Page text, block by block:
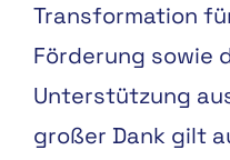
Transformation
Förderung sowie
Unterstützung
großer Dank gilt